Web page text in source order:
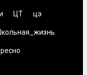
ЦТ цэ